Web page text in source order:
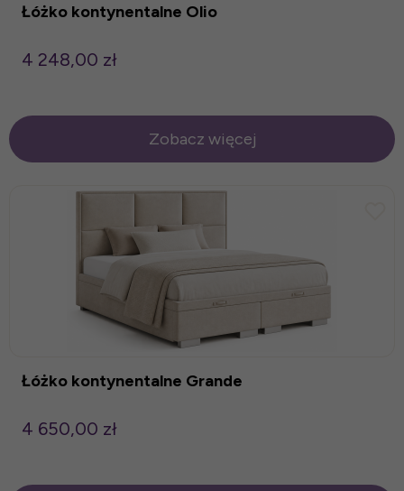
Łóżko kontynentalne Olio
4 248,00 zł
Zobacz więcej
Łóżko kontynentalne Grande
4 650,00 zł